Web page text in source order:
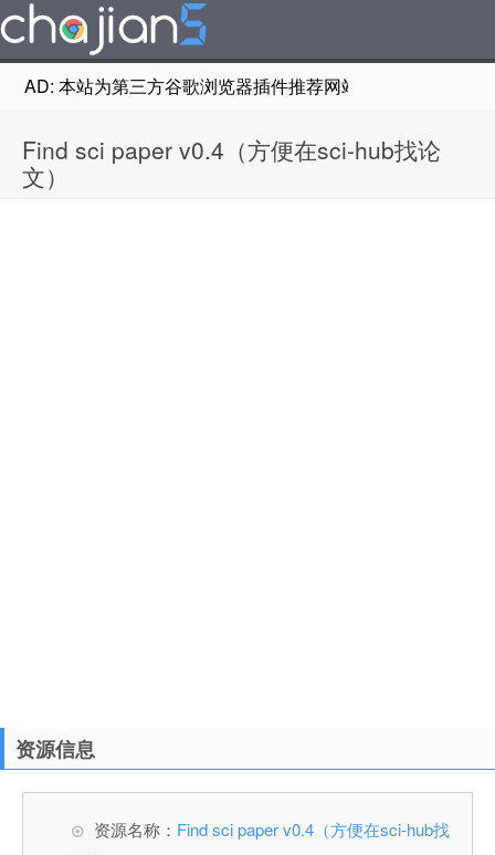
AD: 本站为第三方谷歌浏览器插件推荐网站，非Google
Find sci paper v0.4（方便在sci-hub找论
文）
资源信息
资源名称： Find sci paper v0.4（方便在sci-hub找